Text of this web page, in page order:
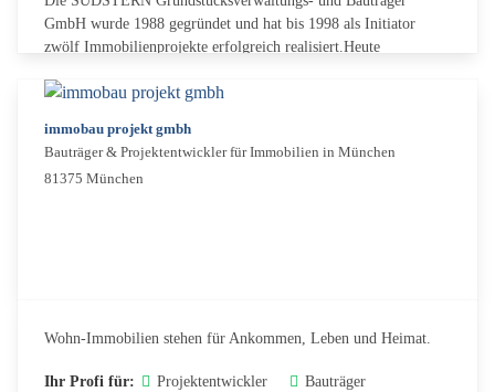
GmbH wurde 1988 gegründet und hat bis 1998 als Initiator
zwölf Immobilienprojekte erfolgreich realisiert.Heute
immobau projekt gmbh
Bauträger & Projektentwickler für Immobilien in München
81375 München
Wohn-Immobilien stehen für Ankommen, Leben und Heimat.
Ihr Profi für: Projektentwickler Bauträger